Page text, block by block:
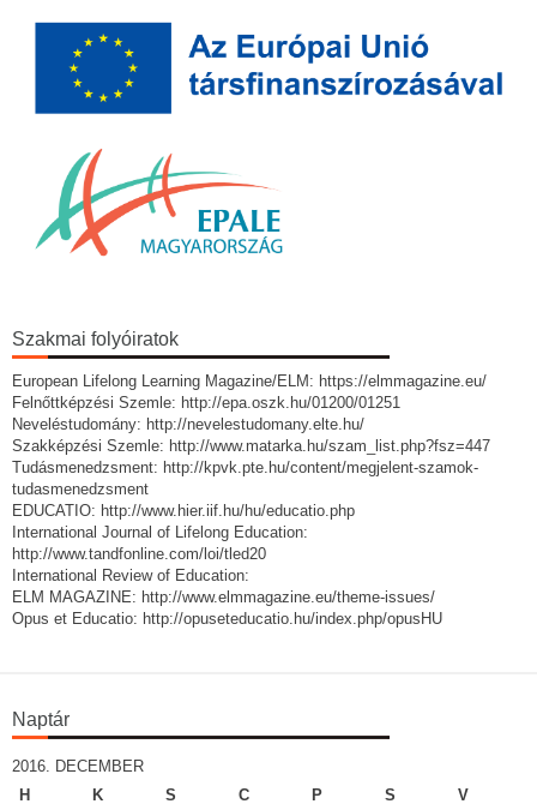
Szakmai folyóiratok
European Lifelong Learning Magazine/ELM: https://elmmagazine.eu/
Felnőttképzési Szemle: http://epa.oszk.hu/01200/01251
Neveléstudomány: http://nevelestudomany.elte.hu/
Szakképzési Szemle: http://www.matarka.hu/szam_list.php?fsz=447
Tudásmenedzsment: http://kpvk.pte.hu/content/megjelent-szamok-
tudasmenedzsment
EDUCATIO: http://www.hier.iif.hu/hu/educatio.php
International Journal of Lifelong Education:
http://www.tandfonline.com/loi/tled20
International Review of Education:
ELM MAGAZINE: http://www.elmmagazine.eu/theme-issues/
Opus et Educatio: http://opuseteducatio.hu/index.php/opusHU
Naptár
2016. DECEMBER
H
K S C P S
V